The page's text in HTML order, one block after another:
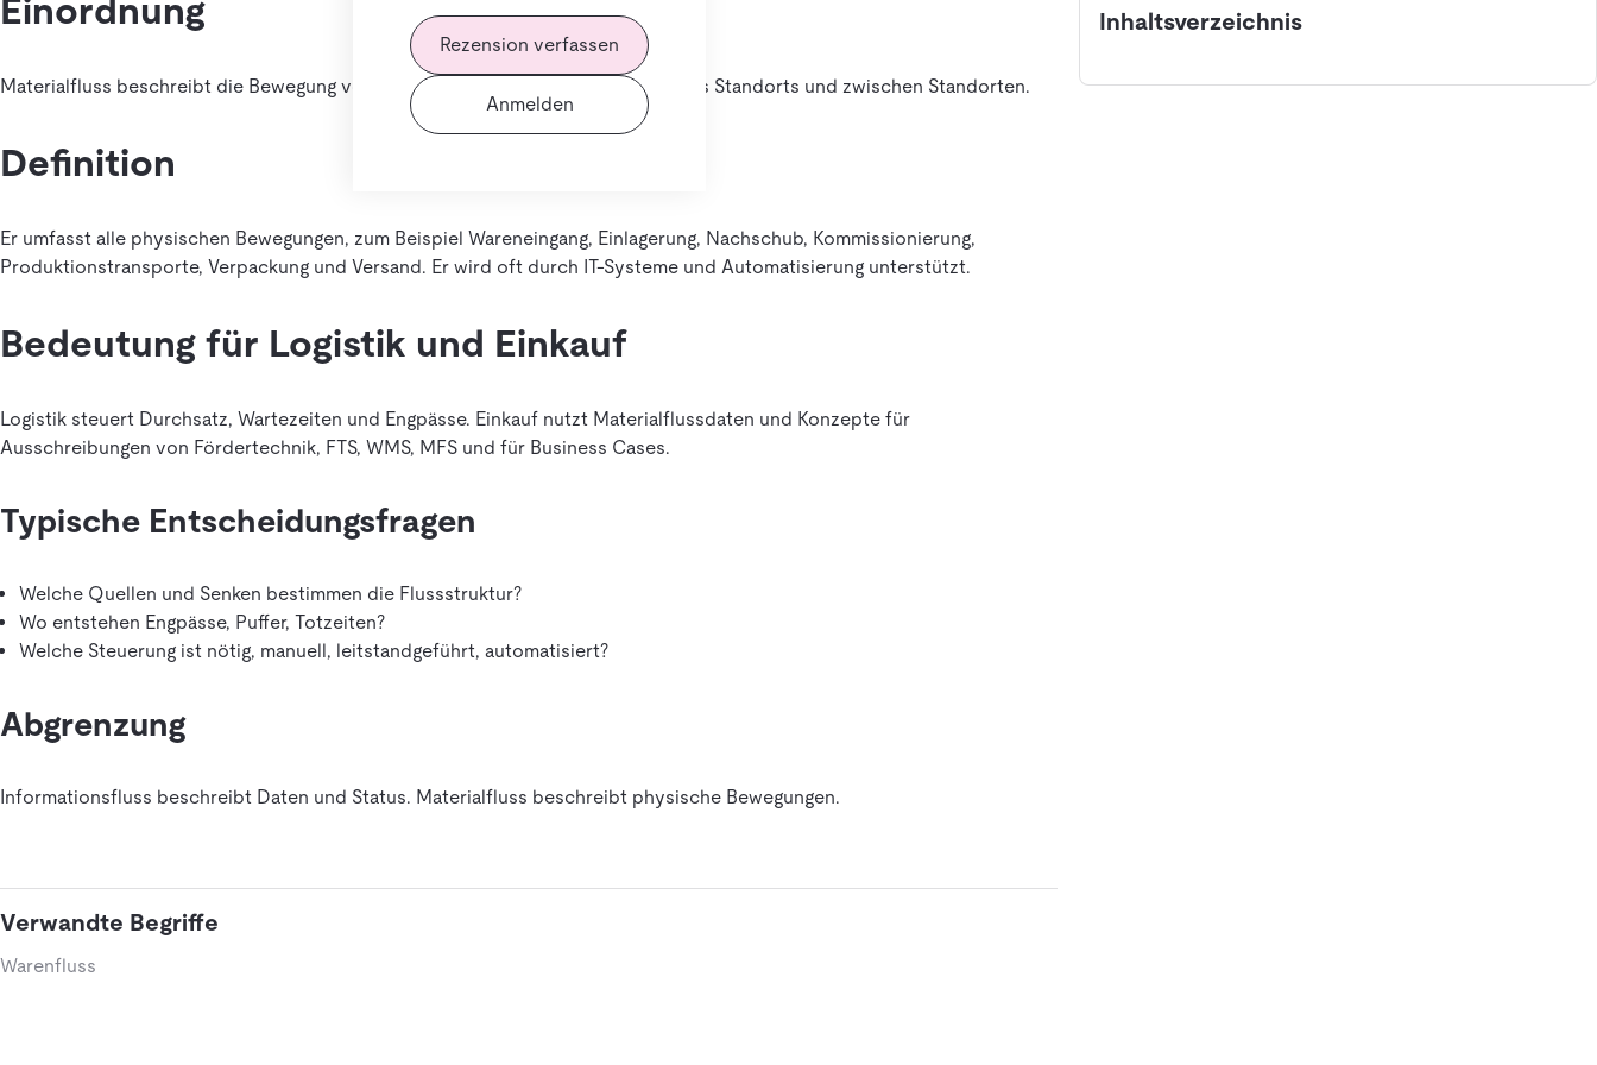
Rezension verfassen
Anmelden
Einordnung
Materialfluss beschreibt die Bewegung von Materialien und Waren innerhalb eines Standorts und zwischen Standorten.
Definition
Er umfasst alle physischen Bewegungen, zum Beispiel Wareneingang, Einlagerung, Nachschub, Kommissionierung,
Produktionstransporte, Verpackung und Versand. Er wird oft durch IT-Systeme und Automatisierung unterstützt.
Bedeutung für Logistik und Einkauf
Logistik steuert Durchsatz, Wartezeiten und Engpässe. Einkauf nutzt Materialflussdaten und Konzepte für
Ausschreibungen von Fördertechnik, FTS, WMS, MFS und für Business Cases.
Typische Entscheidungsfragen
Welche Quellen und Senken bestimmen die Flussstruktur?
Wo entstehen Engpässe, Puffer, Totzeiten?
Welche Steuerung ist nötig, manuell, leitstandgeführt, automatisiert?
Abgrenzung
Informationsfluss beschreibt Daten und Status. Materialfluss beschreibt physische Bewegungen.
Verwandte Begriffe
Warenfluss
Inhaltsverzeichnis